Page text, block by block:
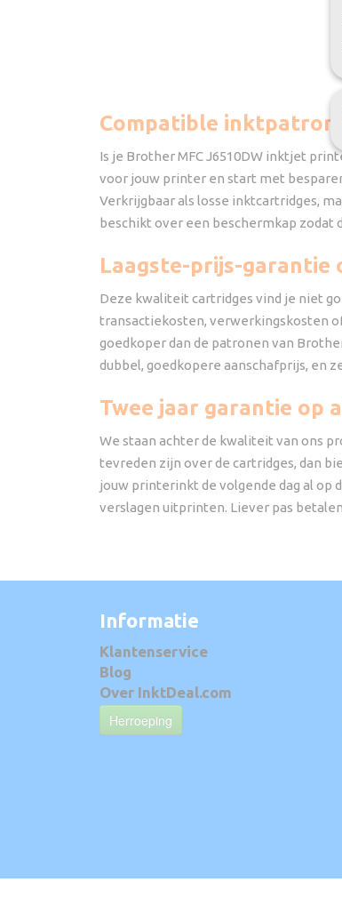
Compatible
Is je Brother MFC J6510DW inktjet
voor jouw printer en start met
Verkrijgbaar als losse inktcartridges,
beschikt over een beschermkap zodat
Laagste-prijs-garantie
Deze kwaliteit cartridges vind je niet
transactiekosten, verwerkingskosten
goedkoper dan de patronen van
dubbel, goedkopere aanschafprijs, en
Twee jaar garantie op
We staan achter de kwaliteit van ons
tevreden zijn over de cartridges, dan
jouw printerinkt de volgende dag al op
verslagen uitprinten. Liever pas
Informatie
Klantenservice
Blog
Over InktDeal.com
Herroeping